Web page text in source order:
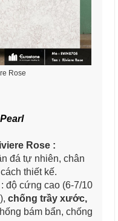
Rose
Rose ​:
đá tự nhiên, chân
thiết kế.
độ cứng cao (6-7/10
chống trầy xước,
bám bẩn, chống